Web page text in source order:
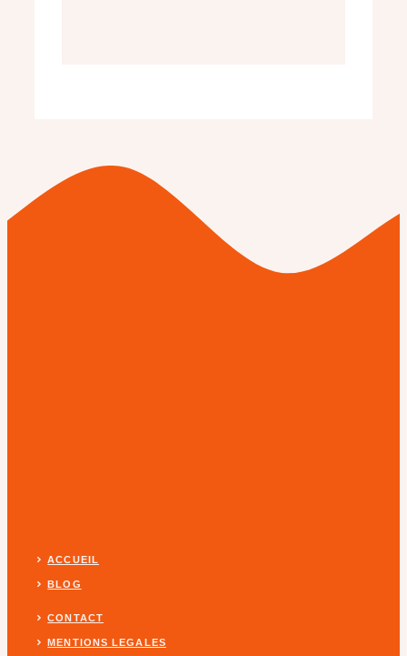
ACCUEIL
BLOG
CONTACT
MENTIONS LEGALES